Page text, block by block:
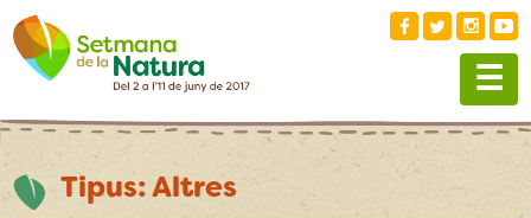
Skip
to
content
☰
Tipus:Altres